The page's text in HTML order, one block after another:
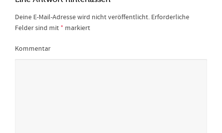
Deine E-Mail-Adresse wird nicht veröffentlicht. Erforderliche
Felder sind mit * markiert
Kommentar